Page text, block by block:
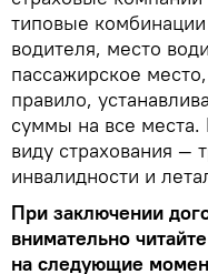
типовые
водителя, место
пассажирское
правило,
суммы на все
виду страхования —
инвалидности и
При заключении
внимательно
на следующие